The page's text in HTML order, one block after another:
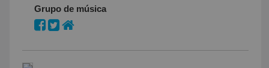
Grupo de música